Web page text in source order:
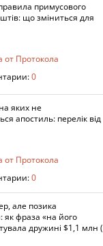
примусового
що зміниться для
от Протокола
0
яких не
апостиль: перелік від
от Протокола
0
але позика
фраза «на його
дружині $1,1 млн (